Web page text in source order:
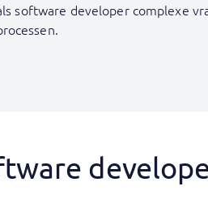
software developer complexe